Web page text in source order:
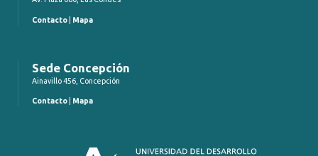
Contacto Mapa
Sede Concepción
Ainavillo 456, Concepción
Contacto Mapa